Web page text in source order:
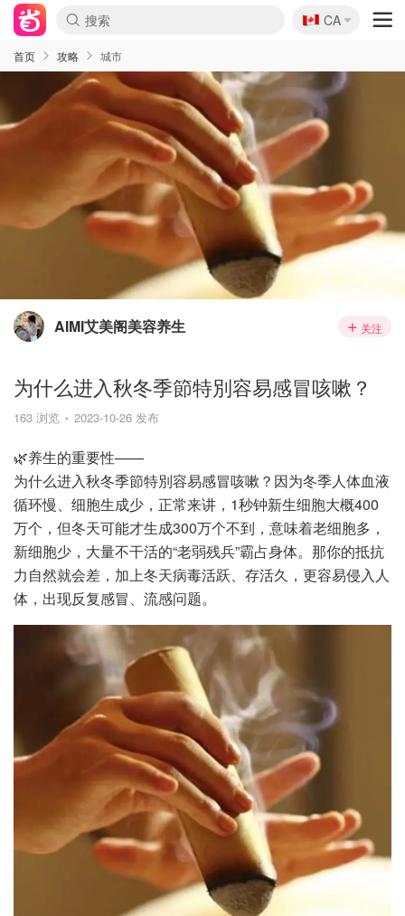
🇨🇦
CA
首页 攻略 城市
AIMI艾美阁美容养生 关注
为什么进入秋冬季節特別容易感冒咳嗽？
163 浏览 2023-10-26 发布
🌿养生的重要性——
为什么进入秋冬季節特別容易感冒咳嗽？因为冬季人体血液
循环慢、细胞生成少，正常来讲，1秒钟新生细胞大概400
万个，但冬天可能才生成300万个不到，意味着老细胞多，
新细胞少，大量不干活的“老弱残兵”霸占身体。那你的抵抗
力自然就会差，加上冬天病毒活跃、存活久，更容易侵入人
体，出现反复感冒、流感问题。